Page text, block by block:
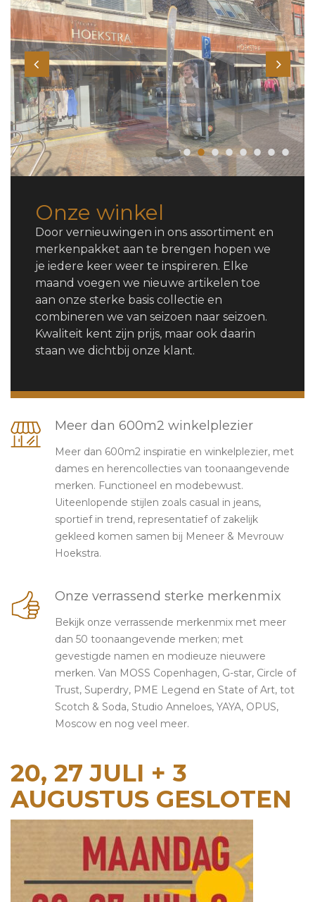
••••••• •
Onze winkel
Door vernieuwingen in ons assortiment en
merkenpakket aan te brengen hopen we
je iedere keer weer te inspireren. Elke
maand voegen we nieuwe artikelen toe
aan onze sterke basis collectie en
combineren we van seizoen naar seizoen.
Kwaliteit kent zijn prijs, maar ook daarin
staan we dichtbij onze klant.
Meer dan 600m2 winkelplezier
Meer dan 600m2 inspiratie en winkelplezier, met
dames en herencollecties van toonaangevende
merken. Functioneel en modebewust.
Uiteenlopende stijlen zoals casual in jeans,
sportief in trend, representatief of zakelijk
gekleed komen samen bij Meneer & Mevrouw
Hoekstra.
Onze verrassend sterke merkenmix
Bekijk onze verrassende merkenmix met meer
dan 50 toonaangevende merken; met
gevestigde namen en modieuze nieuwere
merken. Van MOSS Copenhagen, G-star, Circle of
Trust, Superdry, PME Legend en State of Art, tot
Scotch & Soda, Studio Anneloes, YAYA, OPUS,
Moscow en nog veel meer.
20, 27 JULI + 3
AUGUSTUS GESLOTEN